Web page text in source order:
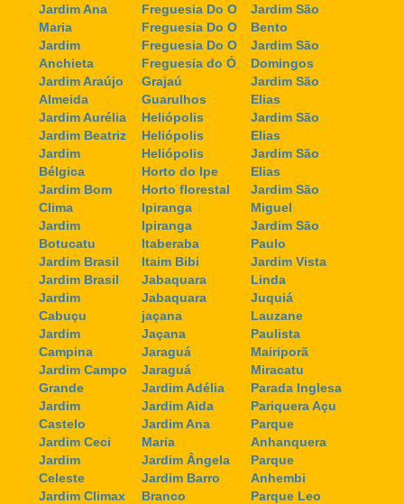
Jardim Ana
Maria
Jardim
Anchieta
Jardim Araújo
Almeida
Jardim Aurélia
Jardim Beatriz
Jardim
Bélgica
Jardim Bom
Clima
Jardim
Botucatu
Jardim Brasil
Jardim Brasil
Jardim
Cabuçu
Jardim
Campina
Jardim Campo
Grande
Jardim
Castelo
Jardim Ceci
Jardim
Celeste
Jardim Climax
Freguesia Do O
Freguesia Do O
Freguesia Do O
Freguesia do Ó
Grajaú
Guarulhos
Heliópolis
Heliópolis
Heliópolis
Horto do Ipe
Horto florestal
Ipiranga
Ipiranga
Itaberaba
Itaim Bibi
Jabaquara
Jabaquara
jaçana
Jaçana
Jaraguá
Jaraguá
Jardim Adélia
Jardim Aida
Jardim Ana
Maria
Jardim Ângela
Jardim Barro
Branco
Jardim São
Bento
Jardim São
Domingos
Jardim São
Elias
Jardim São
Elias
Jardim São
Elias
Jardim São
Miguel
Jardim São
Paulo
Jardim Vista
Linda
Juquiá
Lauzane
Paulista
Mairiporã
Miracatu
Parada Inglesa
Pariquera Açu
Parque
Anhanquera
Parque
Anhembi
Parque Leo